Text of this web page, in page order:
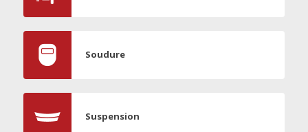
Soudure
Suspension